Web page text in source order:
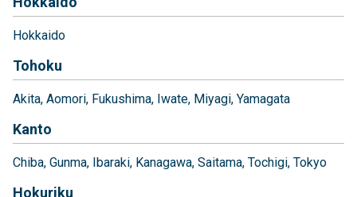
Hokkaido
Tohoku
Akita Aomori Fukushima Iwate Miyagi Yamagata
Kanto
Chiba Gunma Ibaraki Kanagawa Saitama Tochigi Tokyo
Hokuriku